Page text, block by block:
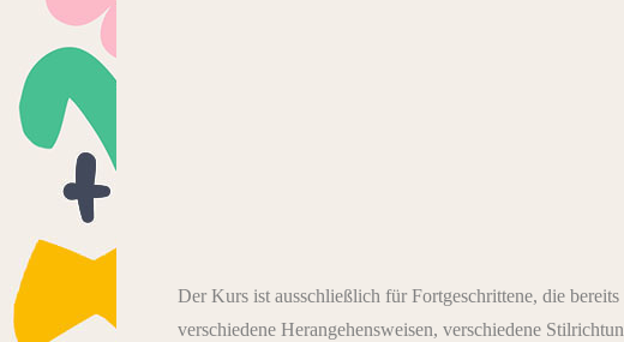
Der Kurs ist ausschließlich für Fortgeschrittene, die
verschiedene Herangehensweisen, verschiedene